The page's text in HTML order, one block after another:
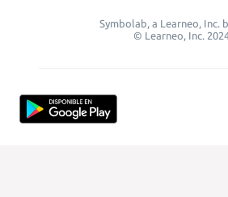
Symbolab, a Learneo, Inc.
© Learneo, Inc.